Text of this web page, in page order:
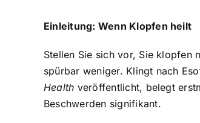
Einleitung: Wenn Klopfen heilt
Stellen Sie sich vor, Sie klopfen
spürbar weniger. Klingt nach
Health veröffentlicht, belegt
Beschwerden signifikant.